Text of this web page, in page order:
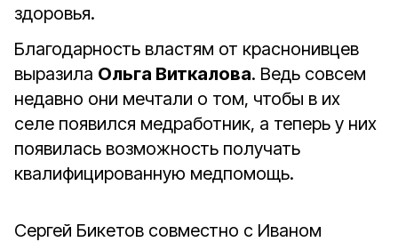
здоровья.
Благодарность властям от краснонивцев
выразила Ольга Виткалова. Ведь совсем
недавно они мечтали о том, чтобы в их
селе появился медработник, а теперь у них
появилась возможность получать
квалифицированную медпомощь.
Сергей Бикетов совместно с Иваном